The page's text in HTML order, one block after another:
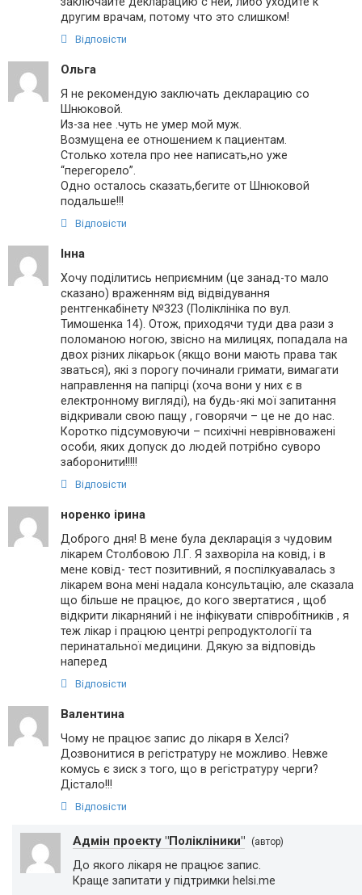
другим врачам, потому что это слишком!
Відповісти
Ольга
Я не рекомендую заключать декларацию со
Шнюковой.
Из-за нее .чуть не умер мой муж.
Возмущена ее отношением к пациентам.
Столько хотела про нее написать,но уже
“перегорело”.
Одно осталось сказать,бегите от Шнюковой
подальше!!!
Відповісти
Інна
Хочу поділитись неприємним (це занад-то мало
сказано) враженням від відвідування
рентгенкабінету №323 (Поліклініка по вул.
Тимошенка 14). Отож, приходячи туди два рази з
поломаною ногою, звісно на милицях, попадала на
двох різних лікарьок (якщо вони мають права так
зваться), які з порогу починали гримати, вимагати
направлення на папірці (хоча вони у них є в
електронному вигляді), на будь-які мої запитання
відкривали свою пащу , говорячи – це не до нас.
Коротко підсумовуючи – психічні неврівноважені
особи, яких допуск до людей потрібно суворо
заборонити!!!!!
Відповісти
норенко ірина
Доброго дня! В мене була декларація з чудовим
лікарем Столбовою Л.Г. Я захворіла на ковід, і в
мене ковід- тест позитивний, я поспілкуавалась з
лікарем вона мені надала консультацію, але сказала
що більше не працює, до кого звертатися , щоб
відкрити лікарняний і не інфікувати співробітників , я
теж лікар і працюю центрі репродуктології та
перинатальної медицини. Дякую за відповідь
наперед
Відповісти
Валентина
Чому не працює запис до лікаря в Хелсі?
Дозвонитися в регістратуру не можливо. Невже
комусь є зиск з того, що в регістратуру черги?
Дістало!!!
Відповісти
Адмін проекту "Полікліники" (автор)
До якого лікаря не працює запис.
Краще запитати у підтримки helsi.me